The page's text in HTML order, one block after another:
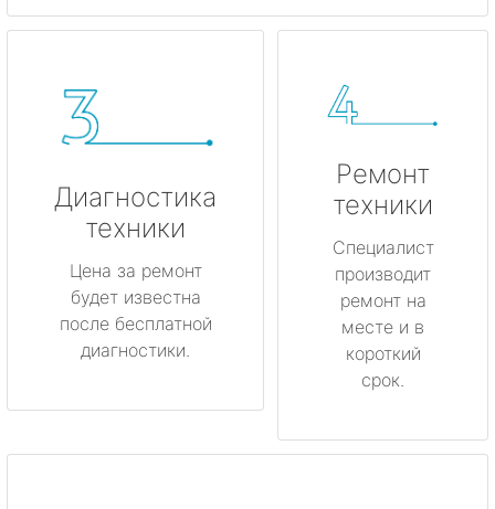
Диагностика
техники
Цена за ремонт
будет известна
после бесплатной
диагностики.
Ремонт
техники
Специалист
производит
ремонт на
месте и в
короткий
срок.